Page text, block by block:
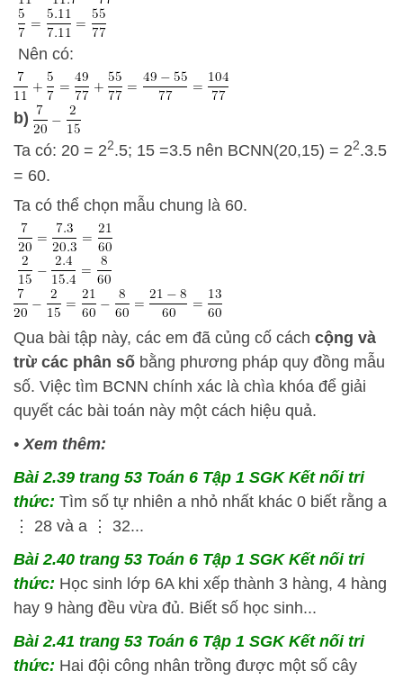
Nên có:
b)
Ta có: 20 = 22.5; 15 =3.5 nên BCNN(20,15) = 22.3.5
= 60.
Ta có thể chọn mẫu chung là 60.
Qua bài tập này, các em đã củng cố cách cộng và
trừ các phân số bằng phương pháp quy đồng mẫu
số. Việc tìm BCNN chính xác là chìa khóa để giải
quyết các bài toán này một cách hiệu quả.
•Xem thêm:
Bài 2.39 trang 53 Toán 6 Tập 1 SGK Kết nối tri
thức: Tìm số tự nhiên a nhỏ nhất khác 0 biết rằng a
⋮ 28 và a ⋮ 32...
Bài 2.40 trang 53 Toán 6 Tập 1 SGK Kết nối tri
thức: Học sinh lớp 6A khi xếp thành 3 hàng, 4 hàng
hay 9 hàng đều vừa đủ. Biết số học sinh...
Bài 2.41 trang 53 Toán 6 Tập 1 SGK Kết nối tri
thức: Hai đội công nhân trồng được một số cây